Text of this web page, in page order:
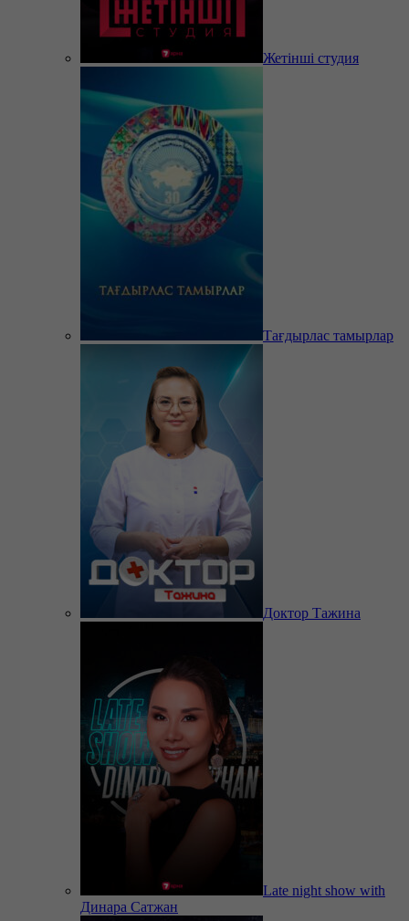
Жетінші студия
Тағдырлас тамырлар
Доктор Тажина
Late night show with
Динара Сатжан